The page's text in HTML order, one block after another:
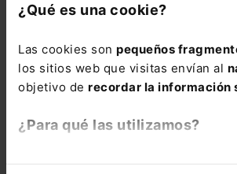
¿Qué es una cookie?
Las cookies son pequeños
los sitios web que visitas envían al
objetivo de recordar la información
¿Para qué las utilizamos?
Noticias relacionadas